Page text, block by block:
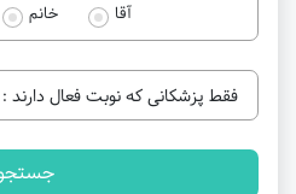
آقا خانم
فقط پزشکانی که نوبت فعال دارند :